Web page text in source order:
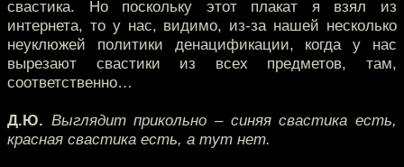
свастика. Но поскольку этот плакат я взял из
интернета, то у нас, видимо, из-за нашей несколько
неуклюжей политики денацификации, когда у нас
вырезают свастики из всех предметов, там,
соответственно…
Д.Ю. Выглядит прикольно – синяя свастика есть,
красная свастика есть, а тут нет.